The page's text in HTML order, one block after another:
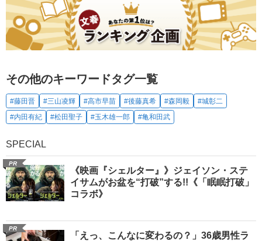
その他のキーワードタグ一覧
#藤田晋 #三山凌輝 #高市早苗 #後藤真希 #森岡毅
#城彰二
#内田有紀
#松田聖子 #玉木雄一郎 #亀和田武
SPECIAL
PR
《映画『シェルター』》ジェイソン・ステ
イサムがお盆を“打破”する!!《「眠眠打破」
コラボ》
PR
「えっ、こんなに変わるの？」36歳男性ラ